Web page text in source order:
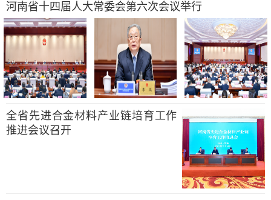
河南省十四届人大常委会第六次会议举行
全省先进合金材料产业链培育工作
推进会议召开